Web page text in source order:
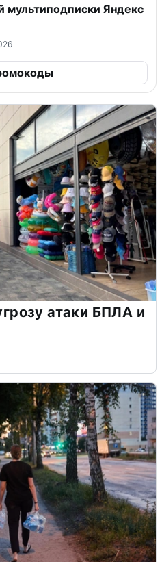
мультиподписки Яндекс
атаки БПЛА и